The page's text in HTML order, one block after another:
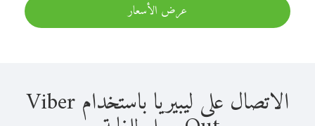
عرض الأسعار
الاتصال على ليبيريا باستخدام Viber